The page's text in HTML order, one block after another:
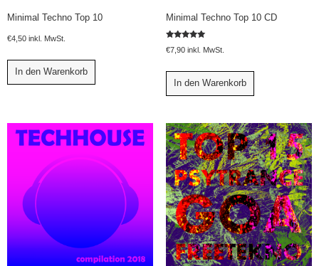
Minimal Techno Top 10
€4,50 inkl. MwSt.
In den Warenkorb
Minimal Techno Top 10 CD
Bewertet
mit
€7,90 inkl. MwSt.
In den Warenkorb